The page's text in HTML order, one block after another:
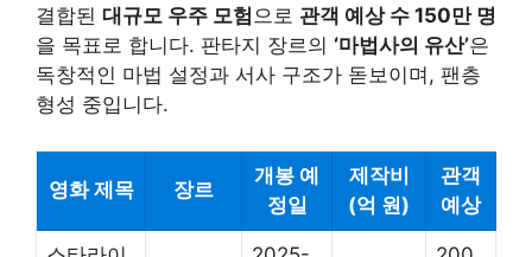
결합된 대규모 우주 모험으로 관객 예상 수 150만 명
을 목표로 합니다. 판타지 장르의 ‘마법사의 유산’은
독창적인 마법 설정과 서사 구조가 돋보이며, 팬층
형성 중입니다.
영화 제목 장르
개봉 예
정일
제작비
(억 원)
관객
예상